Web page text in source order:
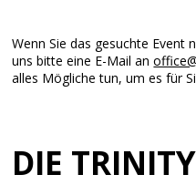
Wenn Sie das gesuchte Event
uns bitte eine E-Mail an
alles Mögliche tun, um es für
DIE